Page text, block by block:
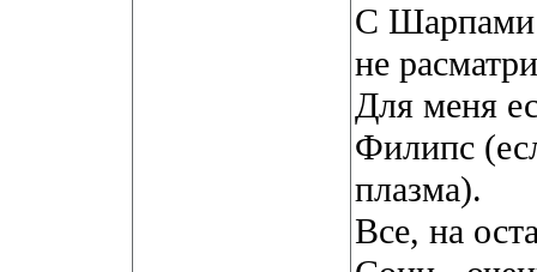
С Шарпами
не
Для меня
Филипс
плазма).
Все, на